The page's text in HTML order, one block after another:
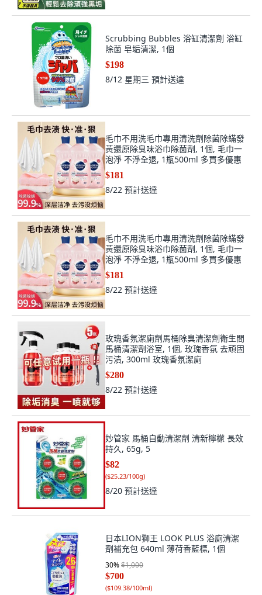
Scrubbing Bubbles 浴缸清潔劑 浴缸
除菌 皂垢清潔, 1個
$198
8/12 星期三 預計送達
毛巾不用洗毛巾專用清洗劑除菌除蟎發
黃還原除臭味浴巾除菌劑, 1個, 毛巾一
泡淨 不淨全退, 1瓶500ml 多買多優惠
$181
8/22 預計送達
毛巾不用洗毛巾專用清洗劑除菌除蟎發
黃還原除臭味浴巾除菌劑, 1個, 毛巾一
泡淨 不淨全退, 1瓶500ml 多買多優惠
$181
8/22 預計送達
玫瑰香氛潔廁劑馬桶除臭清潔劑衛生間
馬桶清潔劑浴室, 1個, 玫瑰香氛 去頑固
污漬, 300ml 玫瑰香氛潔廁
$280
8/22 預計送達
妙管家 馬桶自動清潔劑 清新檸檬 長效
持久, 65g, 5
$82
($25.23/100g)
8/20 預計送達
日本LION獅王 LOOK PLUS 浴廁清潔
劑補充包 640ml 薄荷香藍標, 1個
30%$1,000
$700
($109.38/100ml)